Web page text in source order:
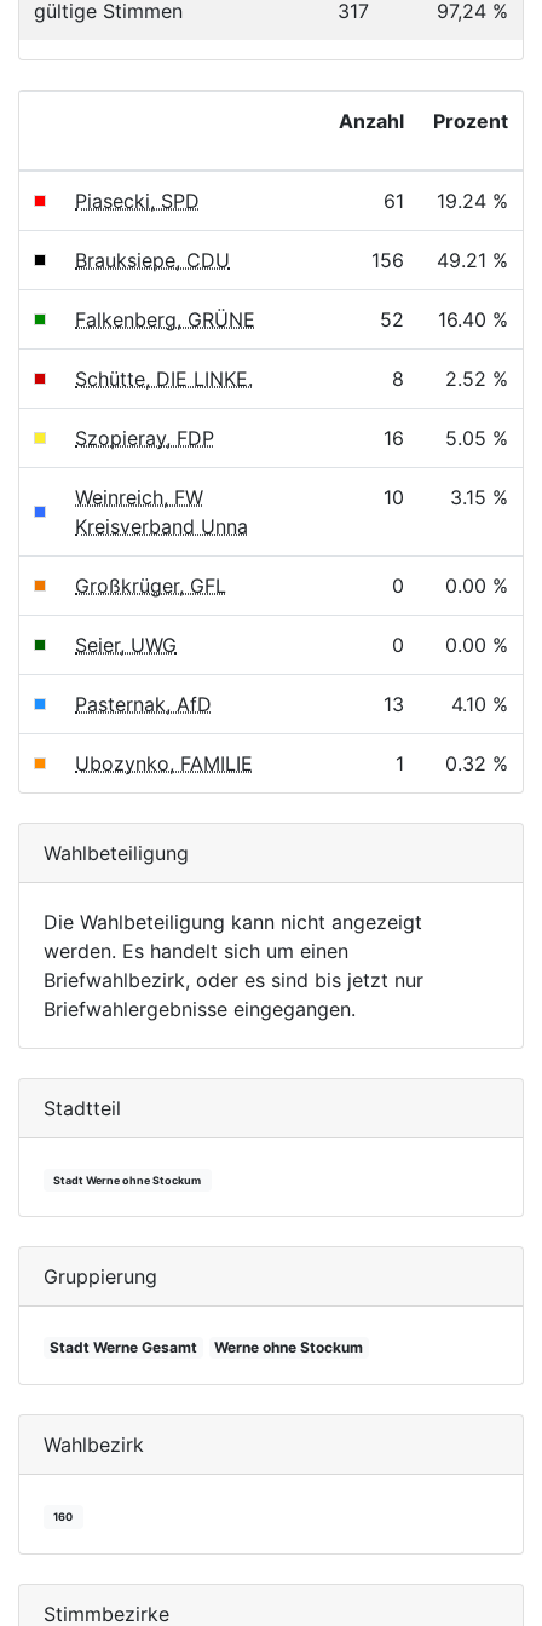
gültige Stimmen 317 97,24 %
Anzahl Prozent
Piasecki, SPD 61 19.24 %
Brauksiepe, CDU 156 49.21 %
Falkenberg, GRÜNE 52 16.40 %
Schütte, DIE LINKE. 8 2.52 %
Szopieray, FDP 16 5.05 %
Weinreich, FW
Kreisverband Unna
10 3.15 %
Großkrüger, GFL 0 0.00 %
Seier, UWG 0 0.00 %
Pasternak, AfD 13 4.10 %
Ubozynko, FAMILIE 1 0.32 %
Wahlbeteiligung
Die Wahlbeteiligung kann nicht angezeigt
werden. Es handelt sich um einen
Briefwahlbezirk, oder es sind bis jetzt nur
Briefwahlergebnisse eingegangen.
Stadtteil
Stadt Werne ohne Stockum
Gruppierung
Stadt Werne Gesamt Werne ohne Stockum
Wahlbezirk
160
Stimmbezirke